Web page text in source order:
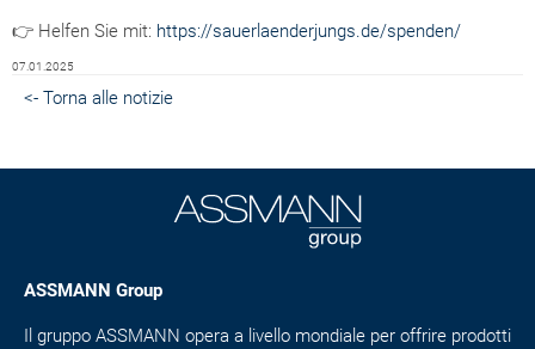
👉 Helfen Sie mit: https://sauerlaenderjungs.de/spenden/
07.01.2025
<- Torna alle notizie
ASSMANN Group
Il gruppo ASSMANN opera a livello mondiale per offrire prodotti